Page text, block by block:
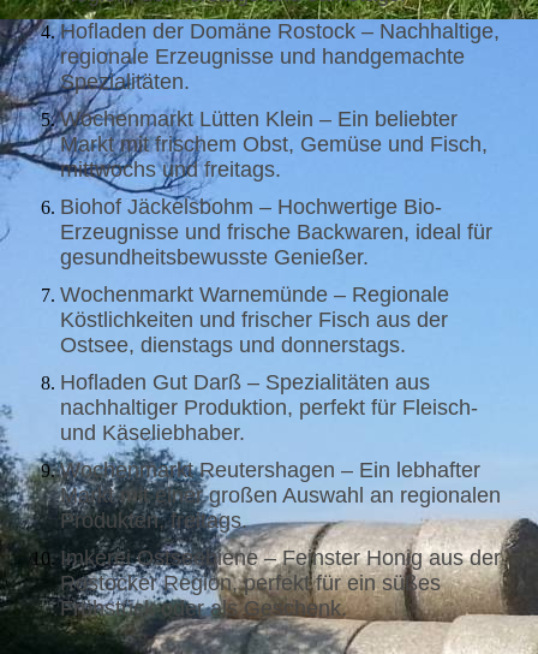
Hofladen der Domäne Rostock – Nachhaltige,
regionale Erzeugnisse und handgemachte
Spezialitäten.
Wochenmarkt Lütten Klein – Ein beliebter
Markt mit frischem Obst, Gemüse und Fisch,
mittwochs und freitags.
Biohof Jäckelsbohm – Hochwertige Bio-
Erzeugnisse und frische Backwaren, ideal für
gesundheitsbewusste Genießer.
Wochenmarkt Warnemünde – Regionale
Köstlichkeiten und frischer Fisch aus der
Ostsee, dienstags und donnerstags.
Hofladen Gut Darß – Spezialitäten aus
nachhaltiger Produktion, perfekt für Fleisch-
und Käseliebhaber.
Wochenmarkt Reutershagen – Ein lebhafter
Markt mit einer großen Auswahl an regionalen
Produkten, freitags.
Imkerei Ostseebiene – Feinster Honig aus der
Rostocker Region, perfekt für ein süßes
Frühstück oder als Geschenk.